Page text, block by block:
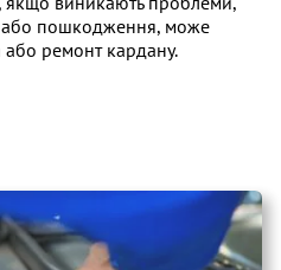
або пошкодження, може
або ремонт кардану.